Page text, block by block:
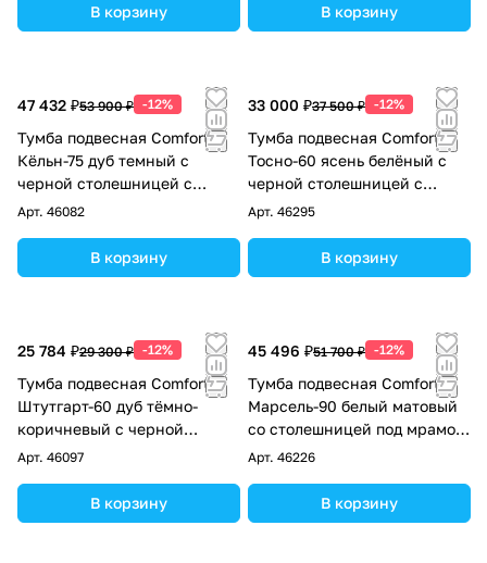
В корзину В корзину
47 432 ₽53 900 ₽ -12%
Тумба подвесная Comforty
Кёльн-75 дуб темный с
черной столешницей с
раковиной Comforty T-Y9378
Арт. 46082
В корзину
33 000 ₽37 500 ₽ -12%
Тумба подвесная Comforty
Тосно-60 ясень белёный с
черной столешницей c
раковиной 9111
Арт. 46295
В корзину
25 784 ₽29 300 ₽ -12%
Тумба подвесная Comforty
Штутгарт-60 дуб тёмно-
коричневый с черной
столешницей c раковиной
Арт. 46097
В корзину
45 496 ₽51 700 ₽ -12%
Тумба подвесная Comforty
Марсель-90 белый матовый
со столешницей под мрамор
Калакатта Блэк c раковиной
Арт. 46226
В корзину